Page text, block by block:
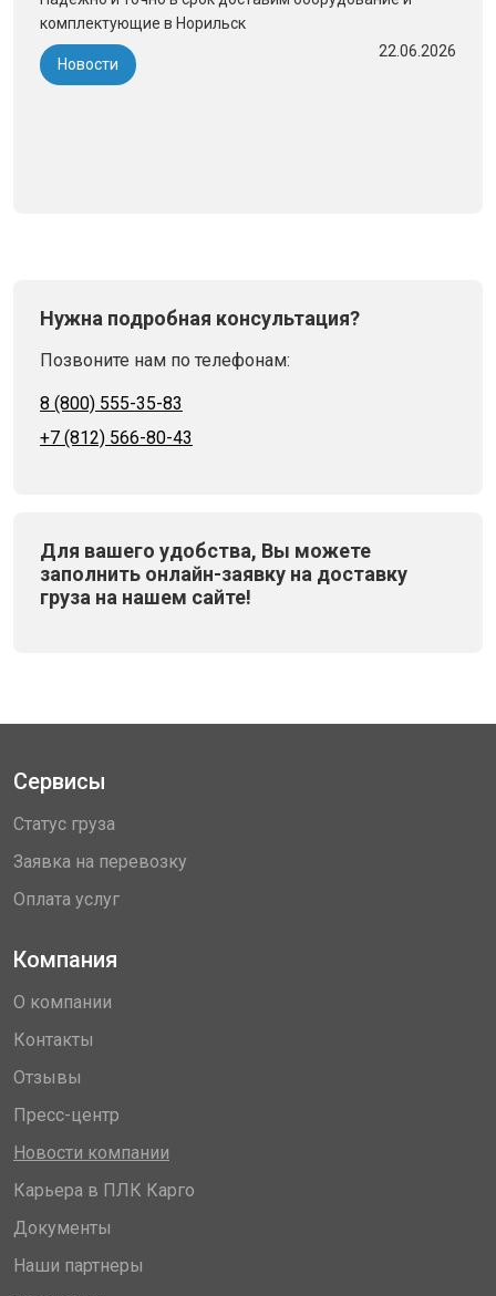
комплектующие в Норильск
Новости
22.06.2026
Нужна подробная консультация?
Позвоните нам по телефонам:
8 (800) 555-35-83
+7 (812) 566-80-43
Для вашего удобства, Вы можете
заполнить онлайн-заявку на доставку
груза на нашем сайте!
Сервисы
Статус груза
Заявка на перевозку
Оплата услуг
Компания
О компании
Контакты
Отзывы
Пресс-центр
Новости компании
Карьера в ПЛК Карго
Документы
Наши партнеры